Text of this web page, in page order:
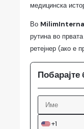
медицинска
Во
рутина во
ретејнер (ако е
+1